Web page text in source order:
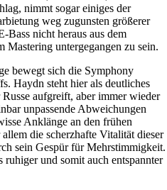
nimmt sogar einiges der
weg zugunsten größerer
nicht heraus aus dem
Mastering untergegangen zu sein.
bewegt sich die Symphony
Haydn steht hier als deutliches
aufgreift, aber immer wieder
unpassende Abweichungen
Anklänge an den frühen
die scherzhafte Vitalität dieser
sein Gespür für Mehrstimmigkeit.
und somit auch entspannter